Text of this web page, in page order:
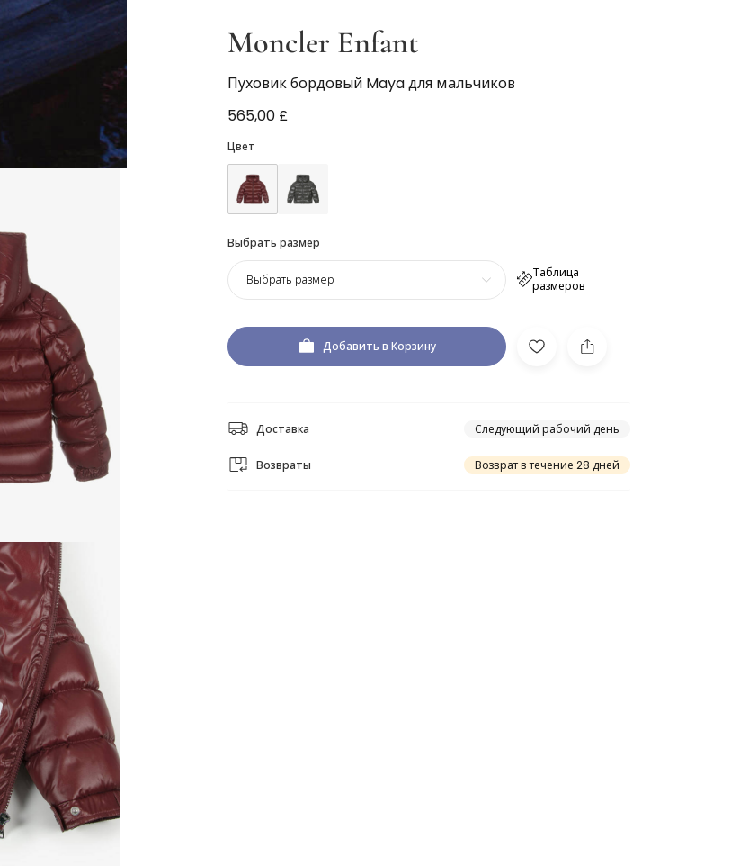
Moncler Enfant
Пуховик бордовый Maya для мальчиков
565,00 £
Цвет
Выбрать размер
Таблица
размеров
Выбрать размер
Добавить в Корзину
Доставка Следующий рабочий день
Возвраты Возврат в течение 28 дней